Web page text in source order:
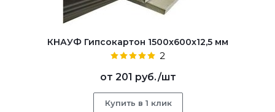
КНАУФ Гипсокартон 1500x600x12,5 мм
2
от 201 руб./шт
Купить в 1 клик